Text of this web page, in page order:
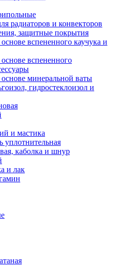
радиаторов и конвекторов
защитные покрытия
вспененного каучука и
вспененного
минеральной ваты
гидростеклоизол и
и мастика
каболка и шнур
и лак